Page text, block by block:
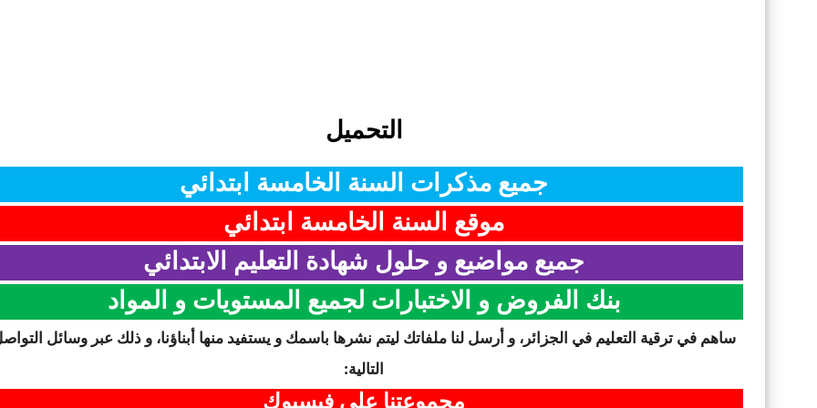
التحميل
جميع مذكرات السنة الخامسة ابتدائي
موقع السنة الخامسة ابتدائي
جميع مواضيع و حلول شهادة التعليم الابتدائي
بنك الفروض و الاختبارات لجميع المستويات و المواد
ساهم في ترقية التعليم في الجزائر، و أرسل لنا ملفاتك ليتم نشرها باسمك و يستفيد منها أبناؤنا، و ذلك عبر وسائل
التالية:
مجموعتنا على فيسبوك